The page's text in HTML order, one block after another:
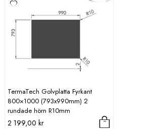
TermaTech Golvplatta Fyrkant
800×1000 (793x990mm) 2
rundade hörn R10mm
2 199,00 kr